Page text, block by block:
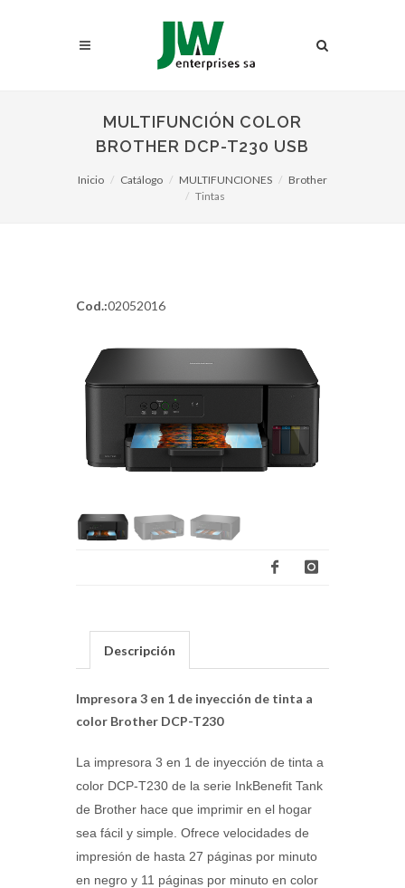
MULTIFUNCIÓN COLOR
BROTHER DCP-T230 USB
Inicio Catálogo MULTIFUNCIONES
Brother
Tintas
Cod.:02052016
Descripción
Impresora 3 en 1 de inyección de tinta a
color Brother DCP-T230
La impresora 3 en 1 de inyección de tinta a
color DCP-T230 de la serie InkBenefit Tank
de Brother hace que imprimir en el hogar
sea fácil y simple. Ofrece velocidades de
impresión de hasta 27 páginas por minuto
en negro y 11 páginas por minuto en color